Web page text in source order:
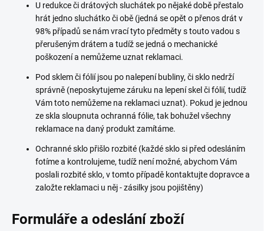
U redukce či drátových sluchátek po nějaké době přestalo
hrát jedno sluchátko či obě (jedná se opět o přenos drát v
98% případů se nám vrací tyto předměty s touto vadou s
přerušeným drátem a tudíž se jedná o mechanické
poškození a nemůžeme uznat reklamaci.
Pod sklem či fólií jsou po nalepení bubliny, či sklo nedrží
správně (neposkytujeme záruku na lepení skel či fólií, tudíž
Vám toto nemůžeme na reklamaci uznat). Pokud je jednou
ze skla sloupnuta ochranná fólie, tak bohužel všechny
reklamace na daný produkt zamítáme.
Ochranné sklo přišlo rozbité (každé sklo si před odesláním
fotíme a kontrolujeme, tudíž není možné, abychom Vám
poslali rozbité sklo, v tomto případě kontaktujte dopravce a
založte reklamaci u něj - zásilky jsou pojištěny)
Formuláře a odeslání zboží